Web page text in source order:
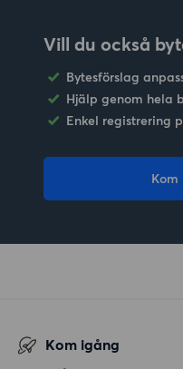
Vill du också
Bytesförslag
Hjälp genom hela
Enkel registrering
Kom igång